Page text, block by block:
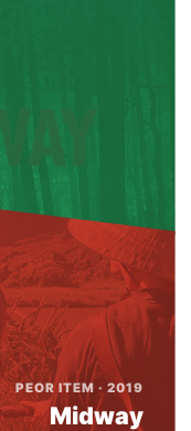
PEOR ITEM · 2019
Midway